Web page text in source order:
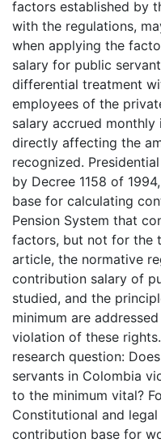
factors established by
with the regulations,
when applying the
salary for public
differential treatment
employees of the
salary accrued
directly affecting the
recognized.
by Decree 1158 of
base for calculating
Pension System that
factors, but not for the
article, the normative
contribution salary of
studied, and the
minimum are
violation of these
research question:
servants in Colombia
to the minimum vital?
Constitutional and
contribution base for